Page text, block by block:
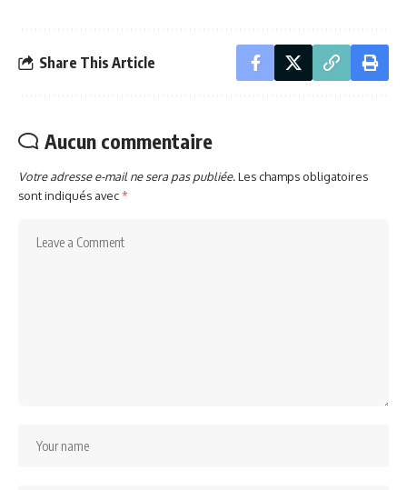
Share This Article
Aucun commentaire
Votre adresse e-mail ne sera pas publiée.Les champs obligatoires
sont indiqués avec*